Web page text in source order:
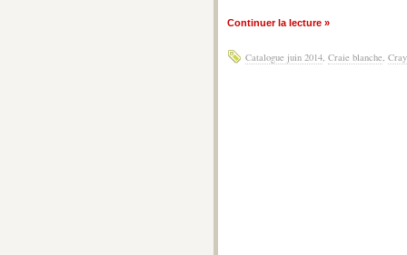
Continuer la lecture »
Catalogue juin 2014, Craie blanche,